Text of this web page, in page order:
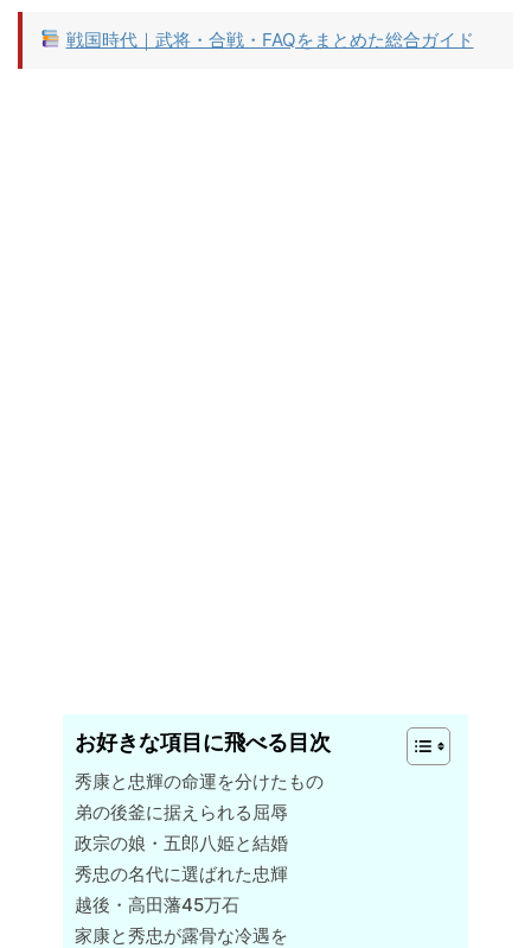
戦国時代｜武将・合戦・FAQをまとめた総合ガイド
お好きな項目に飛べる目次
秀康と忠輝の命運を分けたもの
弟の後釜に据えられる屈辱
政宗の娘・五郎八姫と結婚
秀忠の名代に選ばれた忠輝
越後・高田藩45万石
家康と秀忠が露骨な冷遇を